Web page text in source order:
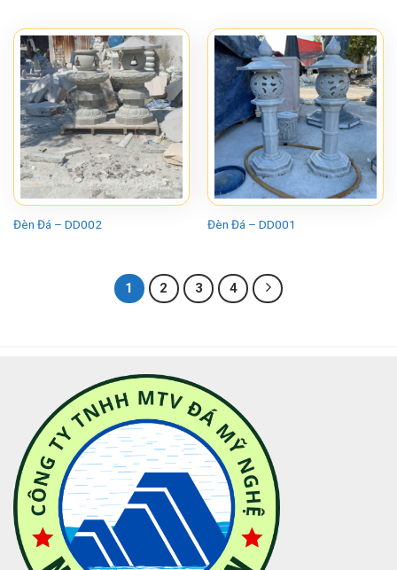
Đèn Đá – DD002 Đèn Đá – DD001
1 2 3 4